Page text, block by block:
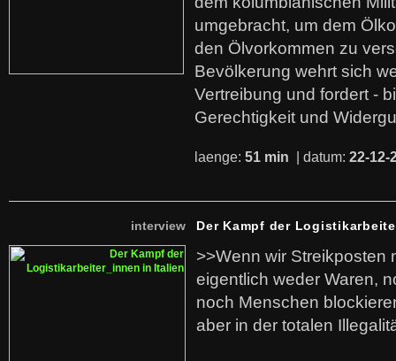
umgebracht, um dem
den Ölvorkommen zu
Bevölkerung wehrt sich
Vertreibung und fordert -
Gerechtigkeit und
laenge: 51 min | datum: 22-12-
interview Der Kampf der
>>Wenn wir Streikposten
eigentlich weder Waren,
noch Menschen
aber in der totalen